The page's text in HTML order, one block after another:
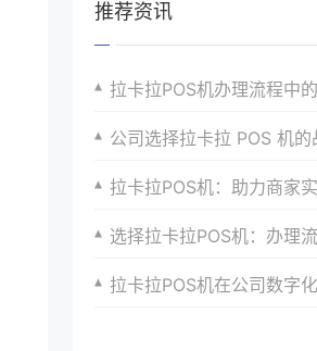
推荐资讯
拉卡拉POS机办理流程中的身份验证与风险
公司选择拉卡拉 POS 机的战略决
拉卡拉POS机：助力商家实现智慧化
选择拉卡拉POS机：办理流程一目
拉卡拉POS机在公司数字化转型中的